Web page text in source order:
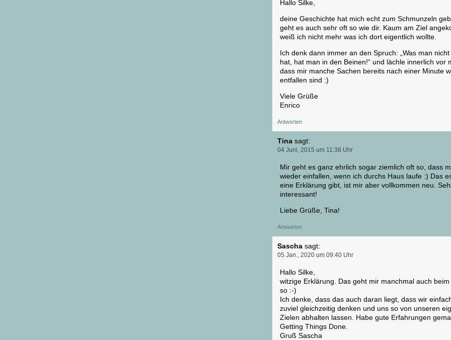
Hallo Silke,
deine Geschichte hat mich echt zum Schmunzeln
geht es auch sehr oft so wie dir. Kaum am Ziel
weiß ich nicht mehr was ich dort eigentlich wollte.
Ich denk dann immer an den Spruch: „Was man
hat, hat man in den Beinen!“ und lächle innerlich vor
dass mir manche Sachen bereits nach einer Minute
entfallen sind :)
Viele Grüße
Enrico
Antworten
Tina sagt:
04 Juni, 2015 um 11:38 Uhr
Mir geht es ganz ehrlich sogar ziemlich oft so, dass
wieder einfallen, wenn ich durchs Haus laufe :) Das
eine Erklärung gibt, ist mir aber vollkommen neu.
interessant!
Liebe Grüße, Tina!
Antworten
Sascha sagt:
05 Jan., 2020 um 09:40 Uhr
Hallo Silke,
witzige Erklärung. Das geht mir manchmal auch beim
so :-)
Ich denke, dass das auch daran liegt, dass wir
zuviel gleichzeitig denken und uns so von unseren
Zielen abhalten lassen. Habe gute Erfahrungen
Getting Things Done.
Gruß Sascha